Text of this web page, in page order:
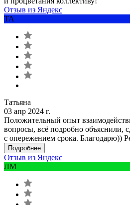
Отзыв из Яндекс
ТА
Татьяна
03 апр 2024 г.
Положительный опыт
вопросы, всё подробно объяснили,
с опережением срока. Благодарю))
Подробнее
Отзыв из Яндекс
ЛМ